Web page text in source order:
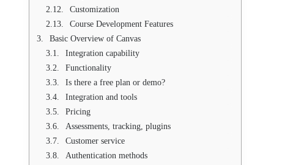
Customization
Course Development Features
Basic Overview of Canvas
Integration capability
Functionality
Is there a free plan or demo?
Integration and tools
Pricing
Assessments, tracking, plugins
Customer service
Authentication methods